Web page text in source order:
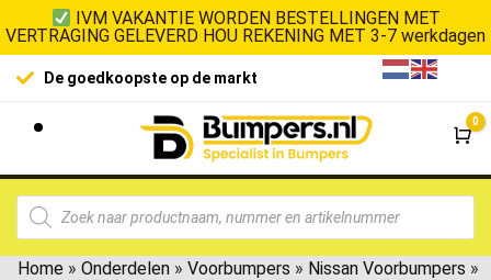
IVM VAKANTIE WORDEN BESTELLINGEN MET
VERTRAGING GELEVERD HOU REKENING MET 3-7 werkdagen
De goedkoopste op de markt
0
Home » Onderdelen » Voorbumpers » Nissan Voorbumpers »